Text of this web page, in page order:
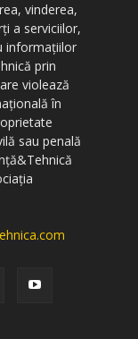
vinderea,
a serviciilor,
informațiilor
prin
violează
în
sau penală